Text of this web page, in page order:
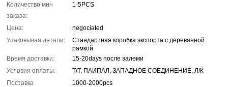
Количество мин
заказа:
1-5PCS
Цена:
negociated
Упаковывая детали:
Стандартная коробка экспорта с деревянной
рамкой
Время доставки:
15-20days после залеми
Условия оплаты:
Т/Т, ПАИПАЛ, ЗАПАДНОЕ СОЕДИНЕНИЕ, Л/К
Поставка
1000-2000pcs